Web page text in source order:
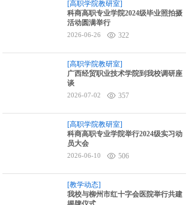
[高职学院教研室]
科商高职专业学院2024级毕业照拍摄
活动圆满举行
2026-06-26 322
[高职学院教研室]
广西经贸职业技术学院到我校调研座
谈
2026-07-02 357
[高职学院教研室]
科商高职专业学院举行2024级实习动
员大会
2026-06-10 506
[教学动态]
我校与柳州市红十字会医院举行共建